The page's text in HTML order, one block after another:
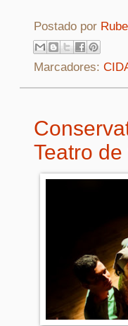
Postado por
Marcadores:
Teatro